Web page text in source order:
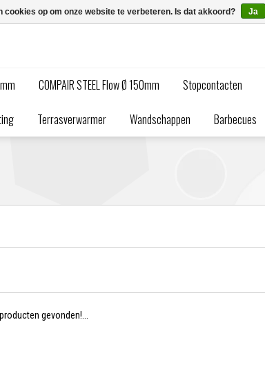
COMPAIR STEEL Flow Ø 150mm Stopcontacten
Terrasverwarmer Wandschappen Barbecues
gevonden!...
cookies op om onze website te verbeteren. Is dat akkoord? Ja